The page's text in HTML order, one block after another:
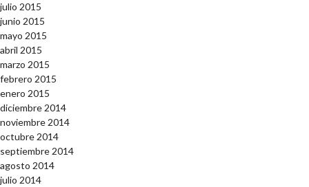
julio 2015
junio 2015
mayo 2015
abril 2015
marzo 2015
febrero 2015
enero 2015
diciembre 2014
noviembre 2014
octubre 2014
septiembre 2014
agosto 2014
julio 2014